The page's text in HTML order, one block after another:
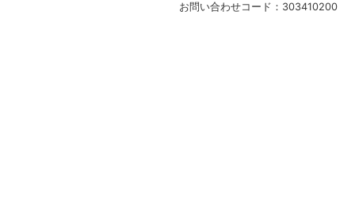
お問い合わせコード： 303410200